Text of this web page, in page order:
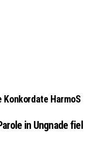
HarmoS
in Ungnade fiel